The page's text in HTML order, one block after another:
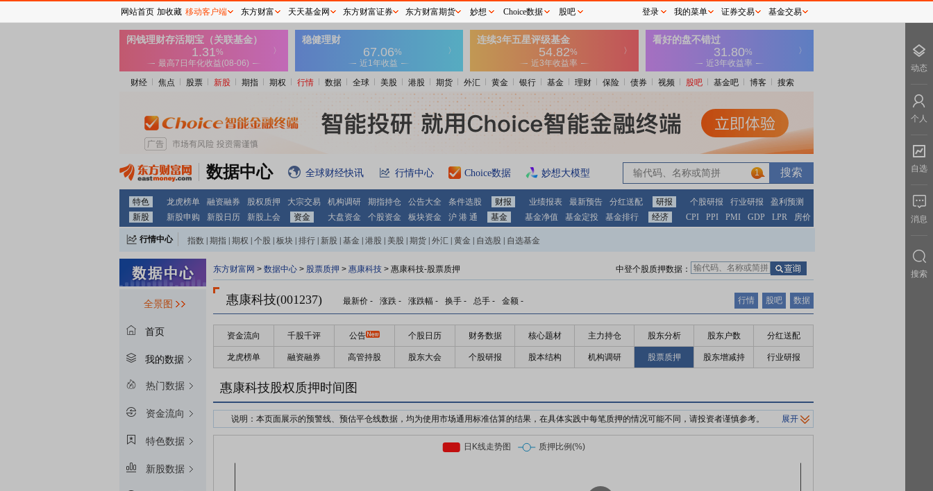
财经 焦点 股票 新股 期指 期权 行情 数据 全球 美股 港股 期货 外汇 黄金 银行 基金 理财 保险 债券 视频 股吧 基金吧 博客 搜索
数据中心 全球财经快讯 行情中心 Choice数据 妙想大模型 1
特色 龙虎榜单 融资融券 股权质押 大宗交易 机构调研 期指持仓 公告大全 条件选股 财报 业绩报表 最新预告 分红送配 研报 个股研报 行业研报
盈利预测
新股
新股申购 新股日历 新股上会 资金 大盘资金 个股资金 板块资金 沪 港 通 基金 基金净值 基金定投 基金排行 经济 CPI PPI PMI GDP LPR 房价
行情中心 指数 期指 期权 个股 板块 排行 新股 基金 港股 美股 期货 外汇 黄金 自选股 自选基金
全景图
首页
我的数据
热门数据
资金流向
特色数据
新股数据
东方财富网 > 数据中心 > 股票质押 > 惠康科技 > 惠康科技-股票质押 中登个股质押数据：
惠康科技(001237) 最新价 - 涨跌 - 涨跌幅 - 换手 - 总手 - 金额 - 行情 股吧 数据
资金流向 千股千评 公告 个股日历 财务数据 核心题材 主力持仓 股东分析 股东户数 分红送配
龙虎榜单 融资融券 高管持股 股东大会 个股研报 股本结构 机构调研 股票质押 股东增减持 行业研报
惠康科技股权质押时间图
说明：本页面展示的预警线、预估平仓线数据，均为使用市场通用标准估算的结果，在具体实践中每笔质押的情况可能不同，请投资者谨慎参考。
接受股权质押的金融机构为了防止股价下跌对自己的利益造成损失，对质押个股的股价设置预警价格与强制平仓价格。
预警线算法：冻结起始日收盘价前复权*质押率*预警线比例
展开
网站首页 加收藏 移动客户端 东方财富 天天基金网 东方财富证券 东方财富期货 妙想 Choice数据 股吧 登录 我的菜单 证券交易 基金交易
动态
个人
自选
消息
搜索